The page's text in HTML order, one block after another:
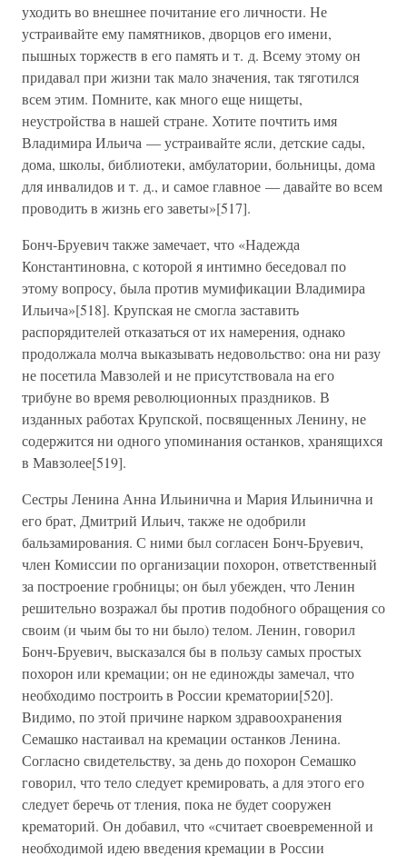
уходить во внешнее почитание его личности. Не
устраивайте ему памятников, дворцов его имени,
пышных торжеств в его память и т. д. Всему этому он
придавал при жизни так мало значения, так тяготился
всем этим. Помните, как много еще нищеты,
неустройства в нашей стране. Хотите почтить имя
Владимира Ильича — устраивайте ясли, детские сады,
дома, школы, библиотеки, амбулатории, больницы, дома
для инвалидов и т. д., и самое главное — давайте во всем
проводить в жизнь его заветы»[517].
Бонч-Бруевич также замечает, что «Надежда
Константиновна, с которой я интимно беседовал по
этому вопросу, была против мумификации Владимира
Ильича»[518]. Крупская не смогла заставить
распорядителей отказаться от их намерения, однако
продолжала молча выказывать недовольство: она ни разу
не посетила Мавзолей и не присутствовала на его
трибуне во время революционных праздников. В
изданных работах Крупской, посвященных Ленину, не
содержится ни одного упоминания останков, хранящихся
в Мавзолее[519].
Сестры Ленина Анна Ильинична и Мария Ильинична и
его брат, Дмитрий Ильич, также не одобрили
бальзамирования. С ними был согласен Бонч-Бруевич,
член Комиссии по организации похорон, ответственный
за построение гробницы; он был убежден, что Ленин
решительно возражал бы против подобного обращения со
своим (и чьим бы то ни было) телом. Ленин, говорил
Бонч-Бруевич, высказался бы в пользу самых простых
похорон или кремации; он не единожды замечал, что
необходимо построить в России крематории[520].
Видимо, по этой причине нарком здравоохранения
Семашко настаивал на кремации останков Ленина.
Согласно свидетельству, за день до похорон Семашко
говорил, что тело следует кремировать, а для этого его
следует беречь от тления, пока не будет сооружен
крематорий. Он добавил, что «считает своевременной и
необходимой идею введения кремации в России